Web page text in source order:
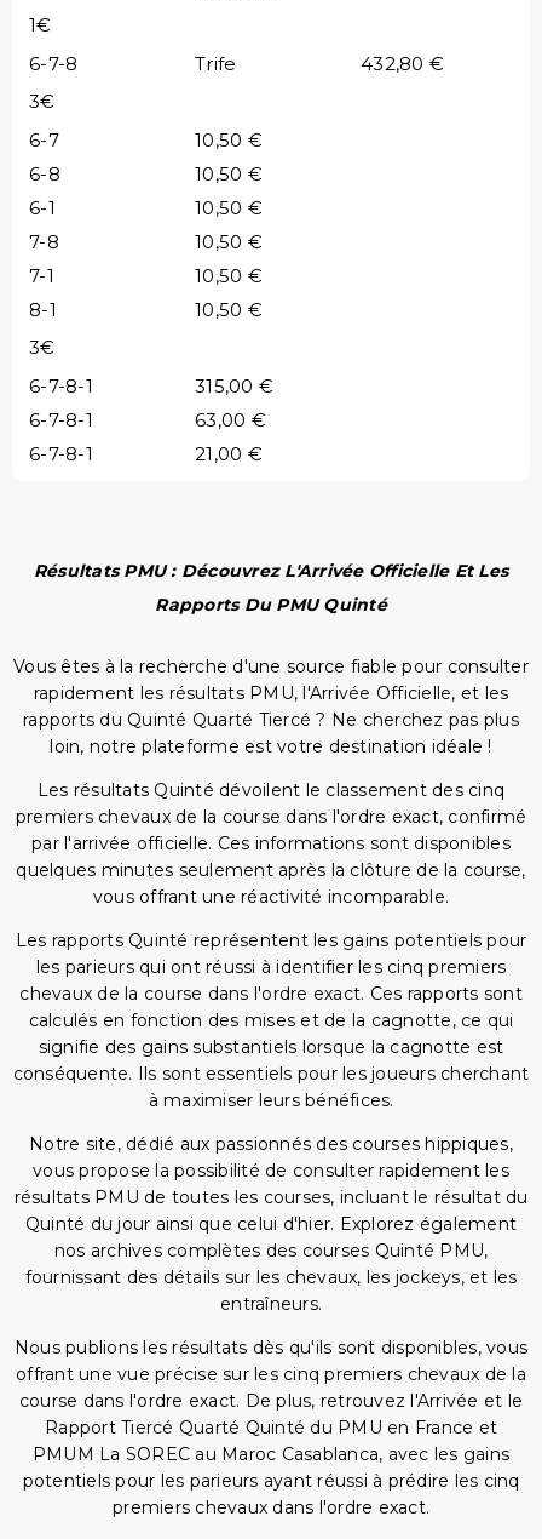
1€
6-7-8
Trife
432,80 €
3€
6-7
10,50 €
6-8
10,50 €
6-1
10,50 €
7-8
10,50 €
7-1
10,50 €
8-1
10,50 €
3€
6-7-8-1
315,00 €
6-7-8-1
63,00 €
6-7-8-1
21,00 €
Résultats PMU : Découvrez L'Arrivée Officielle Et Les
Rapports Du PMU Quinté
Vous êtes à la recherche d'une source fiable pour consulter
rapidement les résultats PMU, l'Arrivée Officielle, et les
rapports du Quinté Quarté Tiercé ? Ne cherchez pas plus
loin, notre plateforme est votre destination idéale !
Les résultats Quinté dévoilent le classement des cinq
premiers chevaux de la course dans l'ordre exact, confirmé
par l'arrivée officielle. Ces informations sont disponibles
quelques minutes seulement après la clôture de la course,
vous offrant une réactivité incomparable.
Les rapports Quinté représentent les gains potentiels pour
les parieurs qui ont réussi à identifier les cinq premiers
chevaux de la course dans l'ordre exact. Ces rapports sont
calculés en fonction des mises et de la cagnotte, ce qui
signifie des gains substantiels lorsque la cagnotte est
conséquente. Ils sont essentiels pour les joueurs cherchant
à maximiser leurs bénéfices.
Notre site, dédié aux passionnés des courses hippiques,
vous propose la possibilité de consulter rapidement les
résultats PMU de toutes les courses, incluant le résultat du
Quinté du jour ainsi que celui d'hier. Explorez également
nos archives complètes des courses Quinté PMU,
fournissant des détails sur les chevaux, les jockeys, et les
entraîneurs.
Nous publions les résultats dès qu'ils sont disponibles, vous
offrant une vue précise sur les cinq premiers chevaux de la
course dans l'ordre exact. De plus, retrouvez l'Arrivée et le
Rapport Tiercé Quarté Quinté du PMU en France et
PMUM La SOREC au Maroc Casablanca, avec les gains
potentiels pour les parieurs ayant réussi à prédire les cinq
premiers chevaux dans l'ordre exact.